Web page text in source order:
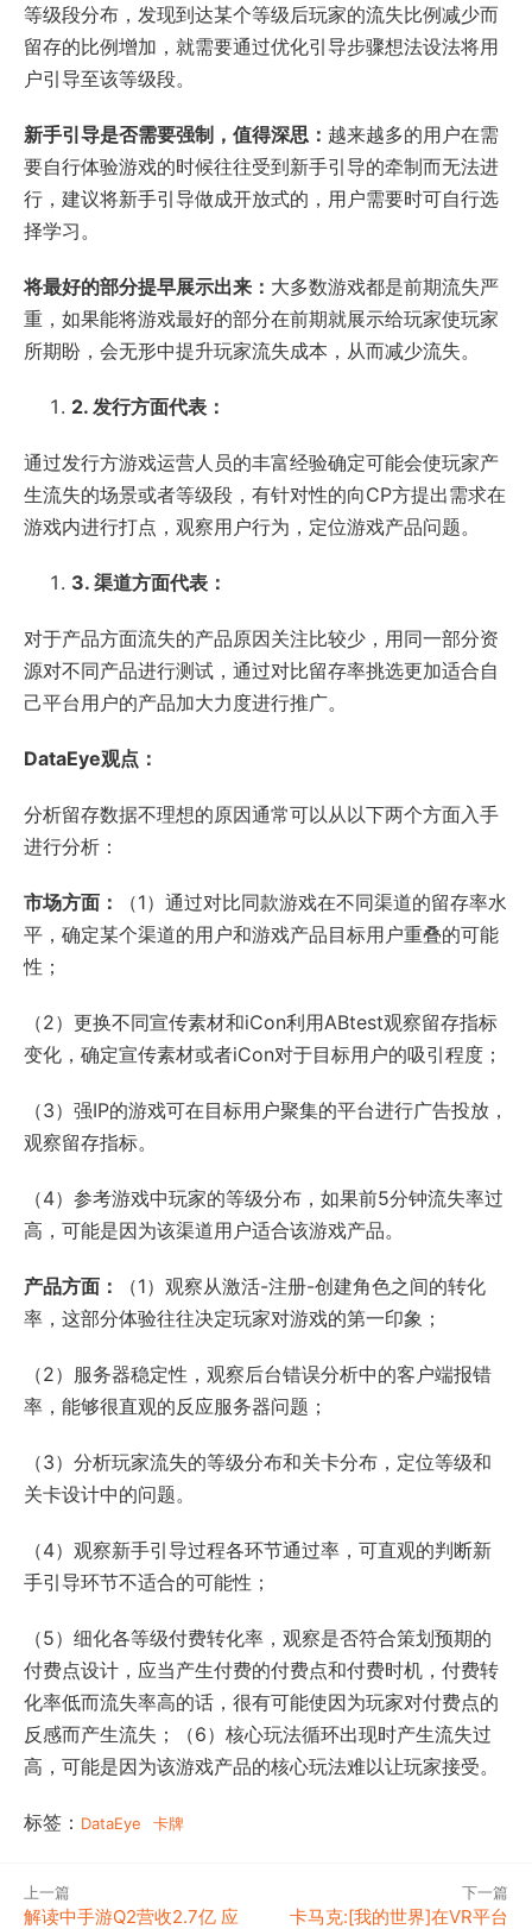
等级段分布，发现到达某个等级后玩家的流失比例减少而
留存的比例增加，就需要通过优化引导步骤想法设法将用
户引导至该等级段。
新手引导是否需要强制，值得深思： 越来越多的用户在需
要自行体验游戏的时候往往受到新手引导的牵制而无法进
行，建议将新手引导做成开放式的，用户需要时可自行选
择学习。
将最好的部分提早展示出来： 大多数游戏都是前期流失严
重，如果能将游戏最好的部分在前期就展示给玩家使玩家
所期盼，会无形中提升玩家流失成本，从而减少流失。
2. 发行方面代表：
通过发行方游戏运营人员的丰富经验确定可能会使玩家产
生流失的场景或者等级段，有针对性的向CP方提出需求在
游戏内进行打点，观察用户行为，定位游戏产品问题。
3. 渠道方面代表：
对于产品方面流失的产品原因关注比较少，用同一部分资
源对不同产品进行测试，通过对比留存率挑选更加适合自
己平台用户的产品加大力度进行推广。
DataEye观点：
分析留存数据不理想的原因通常可以从以下两个方面入手
进行分析：
市场方面：
（1）通过对比同款游戏在不同渠道的留存率水
平，确定某个渠道的用户和游戏产品目标用户重叠的可能
性；
（2）更换不同宣传素材和iCon利用ABtest观察留存指标
变化，确定宣传素材或者iCon对于目标用户的吸引程度；
（3）强IP的游戏可在目标用户聚集的平台进行广告投放，
观察留存指标。
（4）参考游戏中玩家的等级分布，如果前5分钟流失率过
高，可能是因为该渠道用户适合该游戏产品。
产品方面：
（1）观察从激活-注册-创建角色之间的转化
率，这部分体验往往决定玩家对游戏的第一印象；
（2）服务器稳定性，观察后台错误分析中的客户端报错
率，能够很直观的反应服务器问题；
（3）分析玩家流失的等级分布和关卡分布，定位等级和
关卡设计中的问题。
（4）观察新手引导过程各环节通过率，可直观的判断新
手引导环节不适合的可能性；
（5）细化各等级付费转化率，观察是否符合策划预期的
付费点设计，应当产生付费的付费点和付费时机，付费转
化率低而流失率高的话，很有可能使因为玩家对付费点的
反感而产生流失；（6）核心玩法循环出现时产生流失过
高，可能是因为该游戏产品的核心玩法难以让玩家接受。
标签： DataEye 卡牌
上一篇
解读中手游Q2营收2.7亿 应
下一篇
卡马克:[我的世界]在VR平台